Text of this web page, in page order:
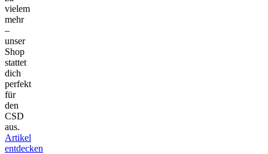
vielem
mehr
–
unser
Shop
stattet
dich
perfekt
für
den
CSD
aus.
Artikel
entdecken